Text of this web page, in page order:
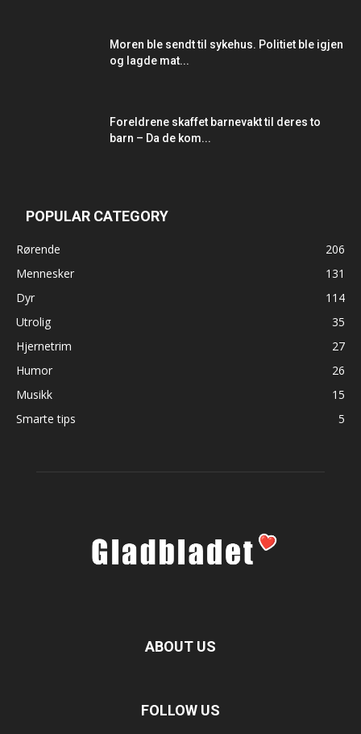
Moren ble sendt til sykehus. Politiet ble igjen
og lagde mat...
Foreldrene skaffet barnevakt til deres to
barn – Da de kom...
POPULAR CATEGORY
Rørende
206
Mennesker
131
Dyr
114
Utrolig
35
Hjernetrim
27
Humor
26
Musikk
15
Smarte tips
5
ABOUT US
FOLLOW US